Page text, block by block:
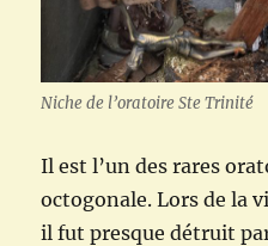
Niche de l’oratoire Ste Trinité
Il est l’un des rares
octogonale. Lors de la
il fut presque détruit